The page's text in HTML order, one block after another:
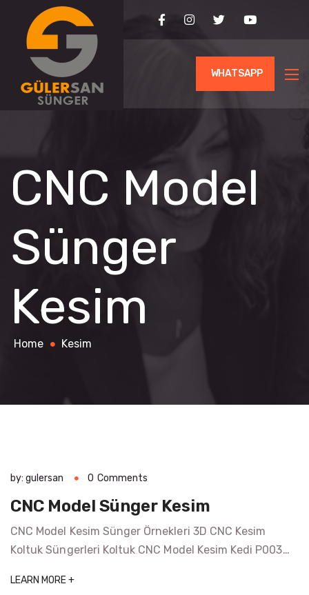
WHATSAPP
CNC Model
Sünger
Kesim
Home Kesim
by: gulersan 0 Comments
CNC Model Sünger Kesim
CNC Model Kesim Sünger Örnekleri 3D CNC Kesim
Koltuk Süngerleri Koltuk CNC Model Kesim Kedi P003
Balin Silindir Sable SCT Yatay CNC Kesme Makinesi –
LEARN MORE +